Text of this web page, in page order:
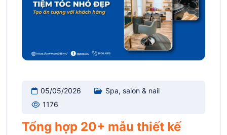
05/05/2026
Spa, salon & nail
1176
Tổng hợp 20+ mẫu thiết kế